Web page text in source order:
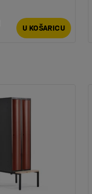
U KOŠARICU